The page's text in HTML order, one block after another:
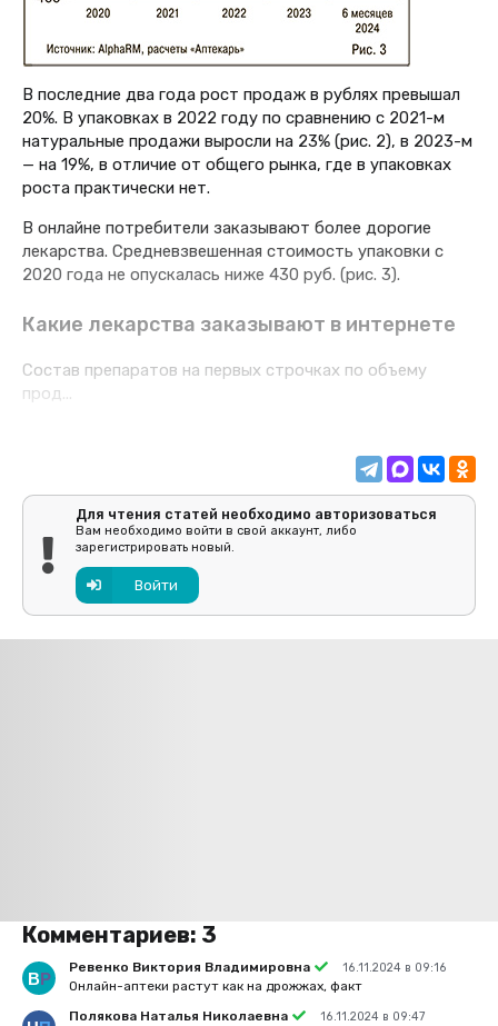
В последние два года рост продаж в рублях превышал
20%. В упаковках в 2022 году по сравнению с 2021-м
натуральные продажи выросли на 23% (рис. 2), в 2023-м
— на 19%, в отличие от общего рынка, где в упаковках
роста практически нет.
В онлайне потребители заказывают более дорогие
лекарства. Средневзвешенная стоимость упаковки с
2020 года не опускалась ниже 430 руб. (рис. 3).
Какие лекарства заказывают в интернете
Состав препаратов на первых строчках по объему
прод...
Для чтения статей необходимо авторизоваться
Вам необходимо войти в свой аккаунт, либо
зарегистрировать новый.
Войти
Комментариев: 3
Ревенко Виктория Владимировна 16.11.2024 в 09:16
Онлайн-аптеки растут как на дрожжах, факт
Полякова Наталья Николаевна
16.11.2024 в 09:47